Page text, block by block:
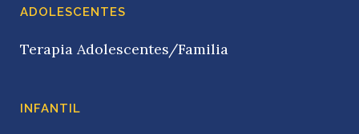
ADOLESCENTES
Terapia Adolescentes/Familia
INFANTIL